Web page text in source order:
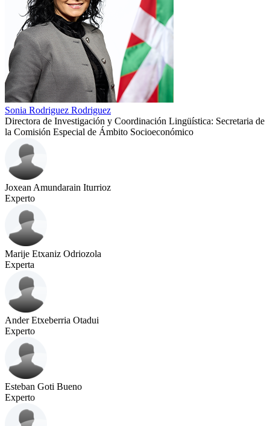
Sonia Rodriguez Rodriguez
Directora de Investigación y Coordinación Lingüística: Secretaria de
la Comisión Especial de Ámbito Socioeconómico
Joxean Amundarain Iturrioz
Experto
Marije Etxaniz Odriozola
Experta
Ander Etxeberria Otadui
Experto
Esteban Goti Bueno
Experto